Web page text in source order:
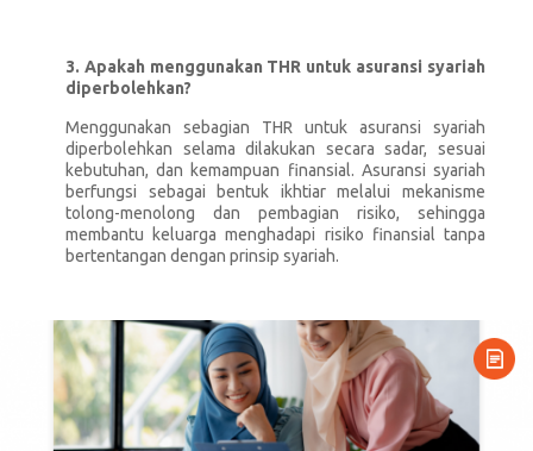
3. Apakah menggunakan THR untuk asuransi syariah
diperbolehkan?
Menggunakan sebagian THR untuk asuransi syariah
diperbolehkan selama dilakukan secara sadar, sesuai
kebutuhan, dan kemampuan finansial. Asuransi syariah
berfungsi sebagai bentuk ikhtiar melalui mekanisme
tolong-menolong dan pembagian risiko, sehingga
membantu keluarga menghadapi risiko finansial tanpa
bertentangan dengan prinsip syariah.